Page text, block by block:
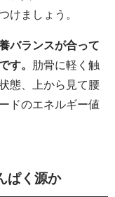
けましょう。
バランスが合って
す。
肋骨に軽く触
態、上から見て腰
ドのエネルギー値
ぱく源か